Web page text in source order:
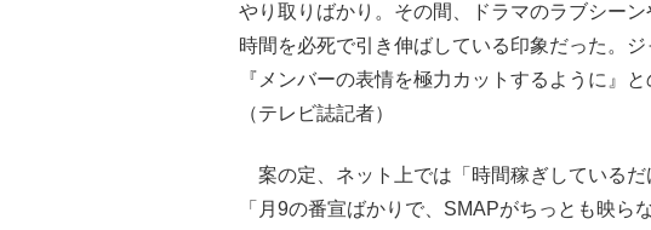
やり取りばかり。その間、ドラマのラブシー
時間を必死で引き伸ばしている印象だった。
『メンバーの表情を極力カットするように』
（テレビ誌記者）
案の定、ネット上では「時間稼ぎしているだ
「月9の番宣ばかりで、SMAPがちっとも映ら